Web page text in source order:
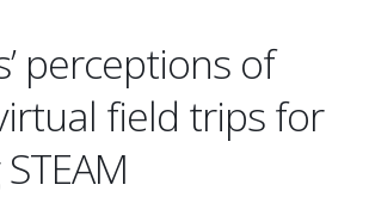
perceptions of
field trips for